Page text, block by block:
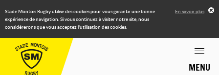
Stade Montois Rugby utilise des cookies pour vous garantir une bonne
expérience de navigation. Si vous continuez à visiter notre site, nous
considérerons que vous acceptez l'utilisation des cookies.
En savoir plus
MENU